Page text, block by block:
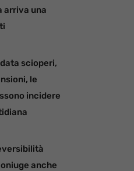
arriva una
scioperi,
le
incidere
anche